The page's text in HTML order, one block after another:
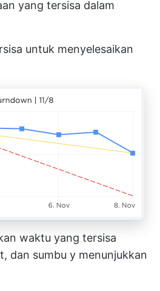
yang tersisa dalam
untuk menyelesaikan
waktu yang tersisa
dan sumbu y menunjukkan